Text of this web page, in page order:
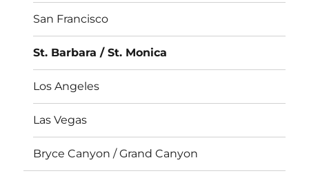
San Francisco
St. Barbara / St. Monica
Los Angeles
Las Vegas
Bryce Canyon / Grand Canyon